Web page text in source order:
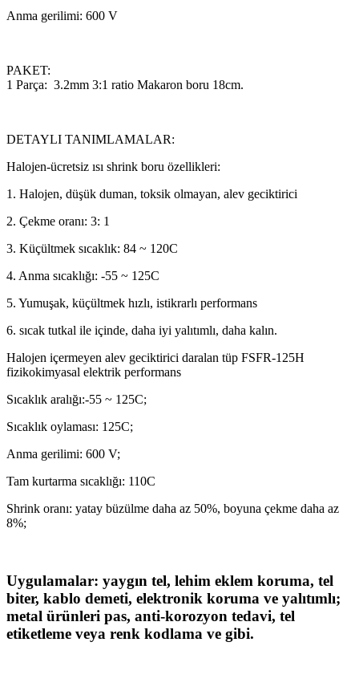
Anma gerilimi: 600 V
PAKET:
1 Parça: 3.2mm 3:1 ratio Makaron boru 18cm.
DETAYLI TANIMLAMALAR:
Halojen-ücretsiz ısı shrink boru özellikleri:
1. Halojen, düşük duman, toksik olmayan, alev geciktirici
2. Çekme oranı: 3: 1
3. Küçültmek sıcaklık: 84 ~ 120C
4. Anma sıcaklığı: -55 ~ 125C
5. Yumuşak, küçültmek hızlı, istikrarlı performans
6. sıcak tutkal ile içinde, daha iyi yalıtımlı, daha kalın.
Halojen içermeyen alev geciktirici daralan tüp FSFR-125H
fizikokimyasal elektrik performans
Sıcaklık aralığı:-55 ~ 125C;
Sıcaklık oylaması: 125C;
Anma gerilimi: 600 V;
Tam kurtarma sıcaklığı: 110C
Shrink oranı: yatay büzülme daha az 50%, boyuna çekme daha az
8%;
Uygulamalar: yaygın tel, lehim eklem koruma, tel
biter, kablo demeti, elektronik koruma ve yalıtımlı;
metal ürünleri pas, anti-korozyon tedavi, tel
etiketleme veya renk kodlama ve gibi.